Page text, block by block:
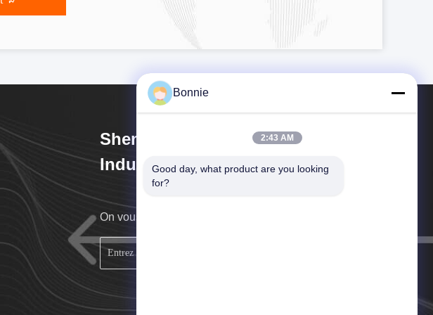
Shenzhen Yu Chuang Wei
Industrial Co., Ltd.
On vous rappellera au plus vite.
Bonnie
2:43 AM
Good day, what product are you looking
for?